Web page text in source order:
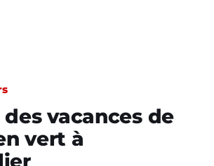
vacances de
vert à